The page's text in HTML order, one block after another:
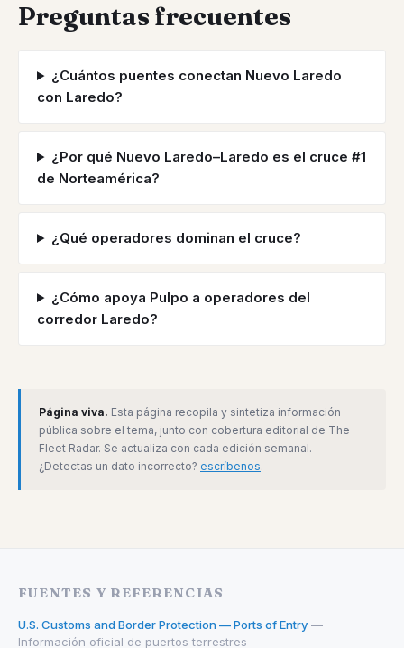
Preguntas frecuentes
¿Cuántos puentes conectan Nuevo Laredo
con Laredo?
¿Por qué Nuevo Laredo–Laredo es el cruce #1
de Norteamérica?
¿Qué operadores dominan el cruce?
¿Cómo apoya Pulpo a operadores del
corredor Laredo?
Página viva. Esta página recopila y sintetiza información
pública sobre el tema, junto con cobertura editorial de The
Fleet Radar. Se actualiza con cada edición semanal.
¿Detectas un dato incorrecto? escríbenos.
FUENTES Y REFERENCIAS
U.S. Customs and Border Protection — Ports of Entry —
Información oficial de puertos terrestres